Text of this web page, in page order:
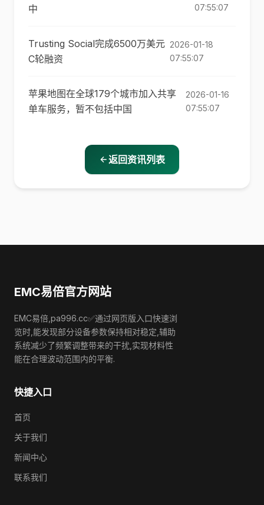
中
07:55:07
Trusting Social完成6500万美元
C轮融资
2026-01-18
07:55:07
苹果地图在全球179个城市加入共享
单车服务，暂不包括中国
2026-01-16
07:55:07
返回资讯列表
EMC易倍官方网站
EMC易倍,pa996.cc✅通过网页版入口快速浏
览时,能发现部分设备参数保持相对稳定,辅助
系统减少了频繁调整带来的干扰,实现材料性
能在合理波动范围内的平衡.
快捷入口
首页
关于我们
新闻中心
联系我们